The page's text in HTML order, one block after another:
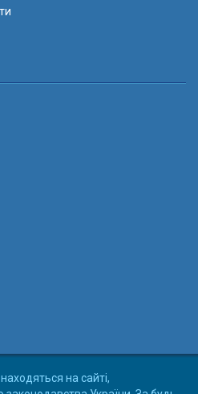
на сайті,